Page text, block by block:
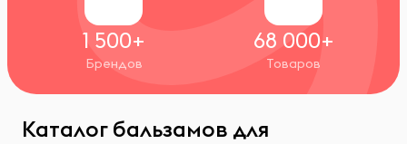
1 500+
Брендов
68 000+
Товаров
Каталог бальзамов для